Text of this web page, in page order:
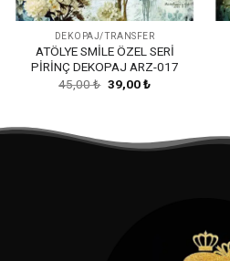
DEKOPAJ/TRANSFER
ATÖLYE SMİLE ÖZEL SERİ
PİRİNÇ DEKOPAJ ARZ-017
45,00₺ Orijinal
fiyat:
39,00₺Şu